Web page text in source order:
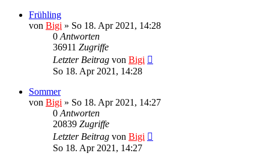
Frühling
von Bigi » So 18. Apr 2021, 14:28
0 Antworten
36911 Zugriffe
Letzter Beitrag von Bigi
So 18. Apr 2021, 14:28
Sommer
von Bigi » So 18. Apr 2021, 14:27
0 Antworten
20839 Zugriffe
Letzter Beitrag von Bigi
So 18. Apr 2021, 14:27